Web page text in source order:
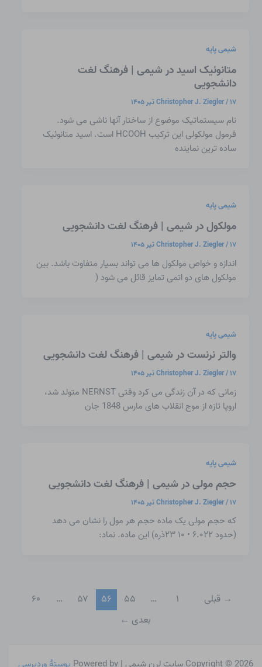
شیمی پایه
متانوئیک اسید در شیمی | فرهنگ لغت
دانشجویی
Christopher J. Ziegler/۱۷ تیر ۱۴۰۵
نام سیستماتیک موضوع از ساختار آنها ناشی می شود.
فرمول مولکولی این ترکیب HCOOH است. اسید متانوئیک
ساده ترین نماینده
شیمی پایه
مولکول در شیمی | فرهنگ لغت دانشجویی
Christopher J. Ziegler/۱۷ تیر ۱۴۰۵
اندازه و خواص مولکول ها می تواند بسیار متفاوت باشد. بین
مولکول های دو اتمی تمایز قائل می شود (
شیمی پایه
والتر نرنست در شیمی | فرهنگ لغت دانشجویی
Christopher J. Ziegler/۱۷ تیر ۱۴۰۵
زمانی که در آن زندگی می کرد وقتی NERNST متولد شد،
اروپا تازه از موج انقلاب های مارس 1848 جان
شیمی پایه
حجم مولی در شیمی | فرهنگ لغت دانشجویی
Christopher J. Ziegler/۱۷ تیر ۱۴۰۵
که حجم مولی یک ماده حجم هر مول را نشان می دهد
(حدود ۶.۰۲۲ • ۱۰ ۲۳ذره) این ماده. نماد:
→ قبلی ۱ … ۵۵ ۵۶ ۵۷ …
۶۰
بعدی ←